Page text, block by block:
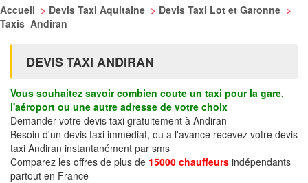
Accueil > Devis Taxi Aquitaine > Devis Taxi Lot et Garonne >
Taxis Andiran
DEVIS TAXI ANDIRAN
Vous souhaitez savoir combien coute un taxi pour la gare,
l'aéroport ou une autre adresse de votre choix
Demander votre devis taxi gratuitement à Andiran
Besoin d'un devis taxi immédiat, ou a l'avance recevez votre devis
taxi Andiran instantanément par sms
Comparez les offres de plus de 15000 chauffeurs indépendants
partout en France